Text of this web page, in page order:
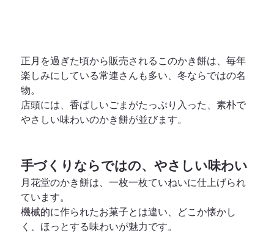
正月を過ぎた頃から販売されるこのかき餅は、毎年
楽しみにしている常連さんも多い、冬ならではの名
物。
店頭には、香ばしいごまがたっぷり入った、素朴で
やさしい味わいのかき餅が並びます。
手づくりならではの、やさしい味わい
月花堂のかき餅は、一枚一枚ていねいに仕上げられ
ています。
機械的に作られたお菓子とは違い、どこか懐かし
く、ほっとする味わいが魅力です。